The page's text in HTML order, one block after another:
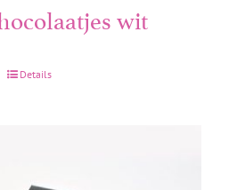
wit
Details